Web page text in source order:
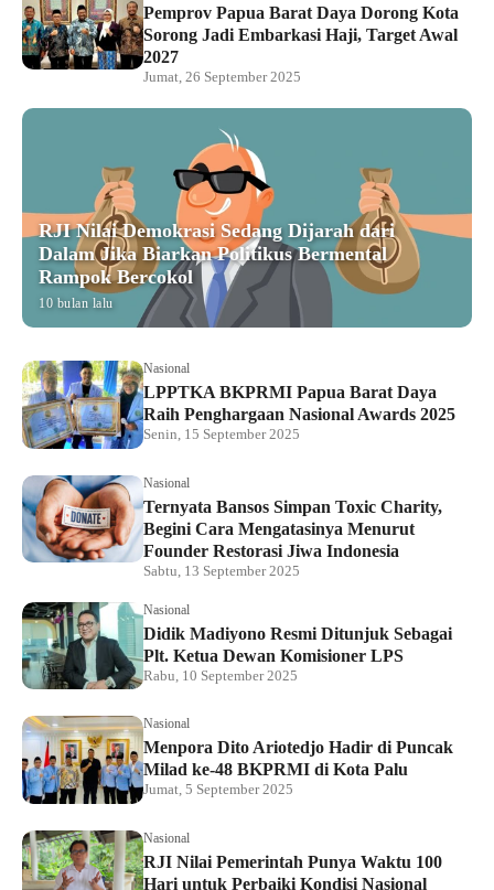
Pemprov Papua Barat Daya Dorong Kota
Sorong Jadi Embarkasi Haji, Target Awal
2027
Jumat, 26 September 2025
RJI Nilai Demokrasi Sedang Dijarah dari
Dalam Jika Biarkan Politikus Bermental
Rampok Bercokol
10 bulan lalu
Nasional
LPPTKA BKPRMI Papua Barat Daya
Raih Penghargaan Nasional Awards 2025
Senin, 15 September 2025
Nasional
Ternyata Bansos Simpan Toxic Charity,
Begini Cara Mengatasinya Menurut
Founder Restorasi Jiwa Indonesia
Sabtu, 13 September 2025
Nasional
Didik Madiyono Resmi Ditunjuk Sebagai
Plt. Ketua Dewan Komisioner LPS
Rabu, 10 September 2025
Nasional
Menpora Dito Ariotedjo Hadir di Puncak
Milad ke-48 BKPRMI di Kota Palu
Jumat, 5 September 2025
Nasional
RJI Nilai Pemerintah Punya Waktu 100
Hari untuk Perbaiki Kondisi Nasional